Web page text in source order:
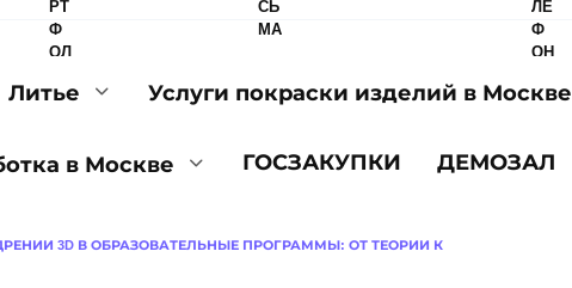
Литье Услуги покраски изделий в Москве
в Москве ГОСЗАКУПКИ ДЕМОЗАЛ
3D В ОБРАЗОВАТЕЛЬНЫЕ ПРОГРАММЫ: ОТ ТЕОРИИ К